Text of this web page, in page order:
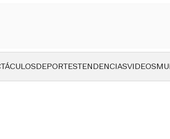
DEPORTESTENDENCIASVIDEOS